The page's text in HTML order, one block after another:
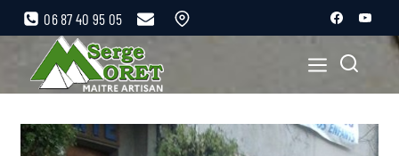
06 87 40 95 05